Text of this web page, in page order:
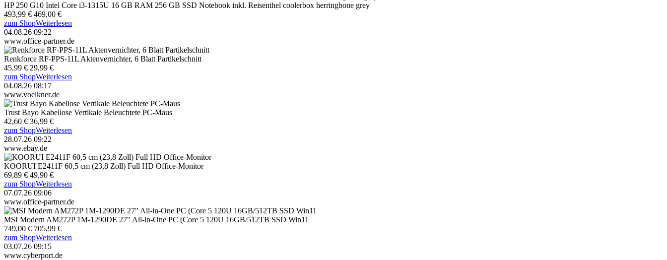
HP 250 G10 Intel Core i3-1315U 16 GB RAM 256 GB SSD Notebook inkl. Reisenthel coolerbox herringbone grey
493,99 € 469,00 €
zum ShopWeiterlesen
04.08.26 09:22
www.office-partner.de
Renkforce RF-PPS-11L Aktenvernichter, 6 Blatt Partikelschnitt
45,99 € 29,99 €
zum ShopWeiterlesen
04.08.26 08:17
www.voelkner.de
Trust Bayo Kabellose Vertikale Beleuchtete PC-Maus
42,60 € 36,99 €
zum ShopWeiterlesen
28.07.26 09:22
www.ebay.de
KOORUI E2411F 60,5 cm (23,8 Zoll) Full HD Office-Monitor
69,89 € 49,90 €
zum ShopWeiterlesen
07.07.26 09:06
www.office-partner.de
MSI Modern AM272P 1M-1290DE 27" All-in-One PC (Core 5 120U 16GB/512TB SSD Win11
749,00 € 705,99 €
zum ShopWeiterlesen
03.07.26 09:15
www.cyberport.de